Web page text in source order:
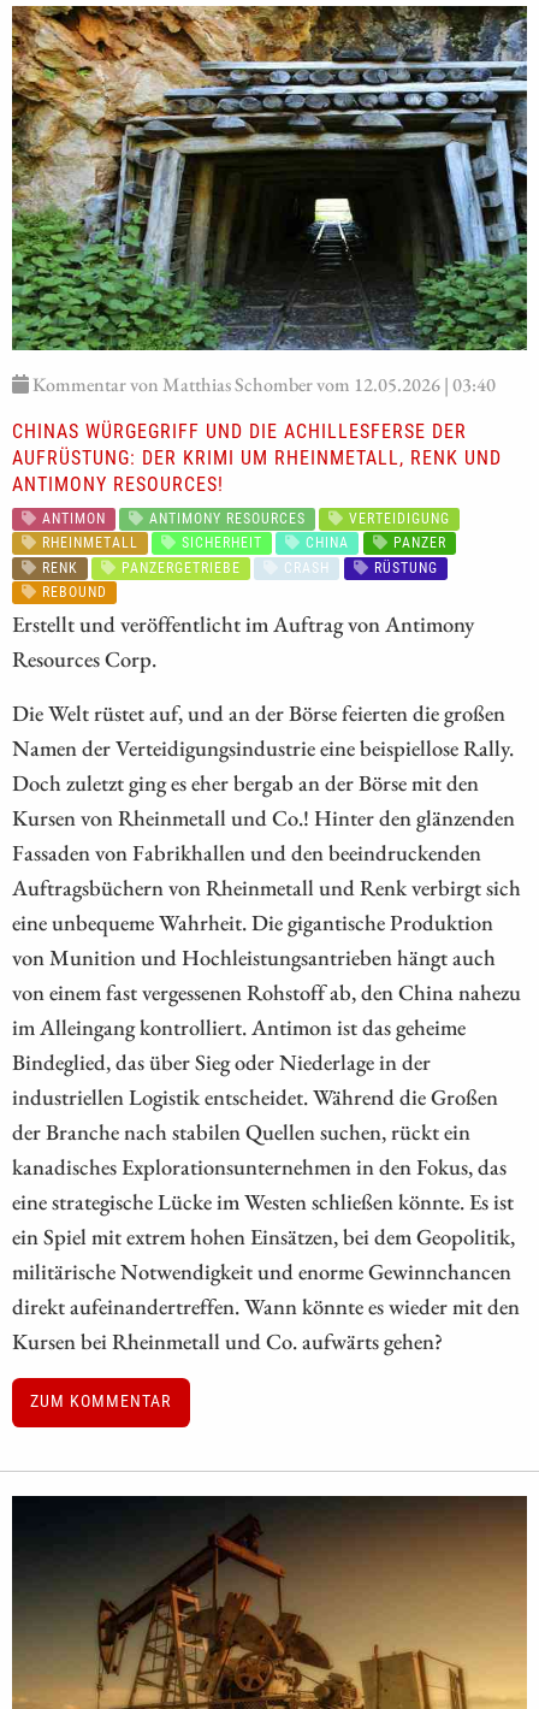
Kommentar von Matthias Schomber vom 12.05.2026 | 03:40
CHINAS WÜRGEGRIFF UND DIE ACHILLESFERSE DER
AUFRÜSTUNG: DER KRIMI UM RHEINMETALL, RENK UND
ANTIMONY RESOURCES!
ANTIMON ANTIMONY RESOURCES
VERTEIDIGUNG
RHEINMETALL
SICHERHEIT CHINA
PANZER
RENK
PANZERGETRIEBE CRASH
RÜSTUNG
REBOUND
Erstellt und veröffentlicht im Auftrag von Antimony
Resources Corp.
Die Welt rüstet auf, und an der Börse feierten die großen
Namen der Verteidigungsindustrie eine beispiellose Rally.
Doch zuletzt ging es eher bergab an der Börse mit den
Kursen von Rheinmetall und Co.! Hinter den glänzenden
Fassaden von Fabrikhallen und den beeindruckenden
Auftragsbüchern von Rheinmetall und Renk verbirgt sich
eine unbequeme Wahrheit. Die gigantische Produktion
von Munition und Hochleistungsantrieben hängt auch
von einem fast vergessenen Rohstoff ab, den China nahezu
im Alleingang kontrolliert. Antimon ist das geheime
Bindeglied, das über Sieg oder Niederlage in der
industriellen Logistik entscheidet. Während die Großen
der Branche nach stabilen Quellen suchen, rückt ein
kanadisches Explorationsunternehmen in den Fokus, das
eine strategische Lücke im Westen schließen könnte. Es ist
ein Spiel mit extrem hohen Einsätzen, bei dem Geopolitik,
militärische Notwendigkeit und enorme Gewinnchancen
direkt aufeinandertreffen. Wann könnte es wieder mit den
Kursen bei Rheinmetall und Co. aufwärts gehen?
ZUM KOMMENTAR